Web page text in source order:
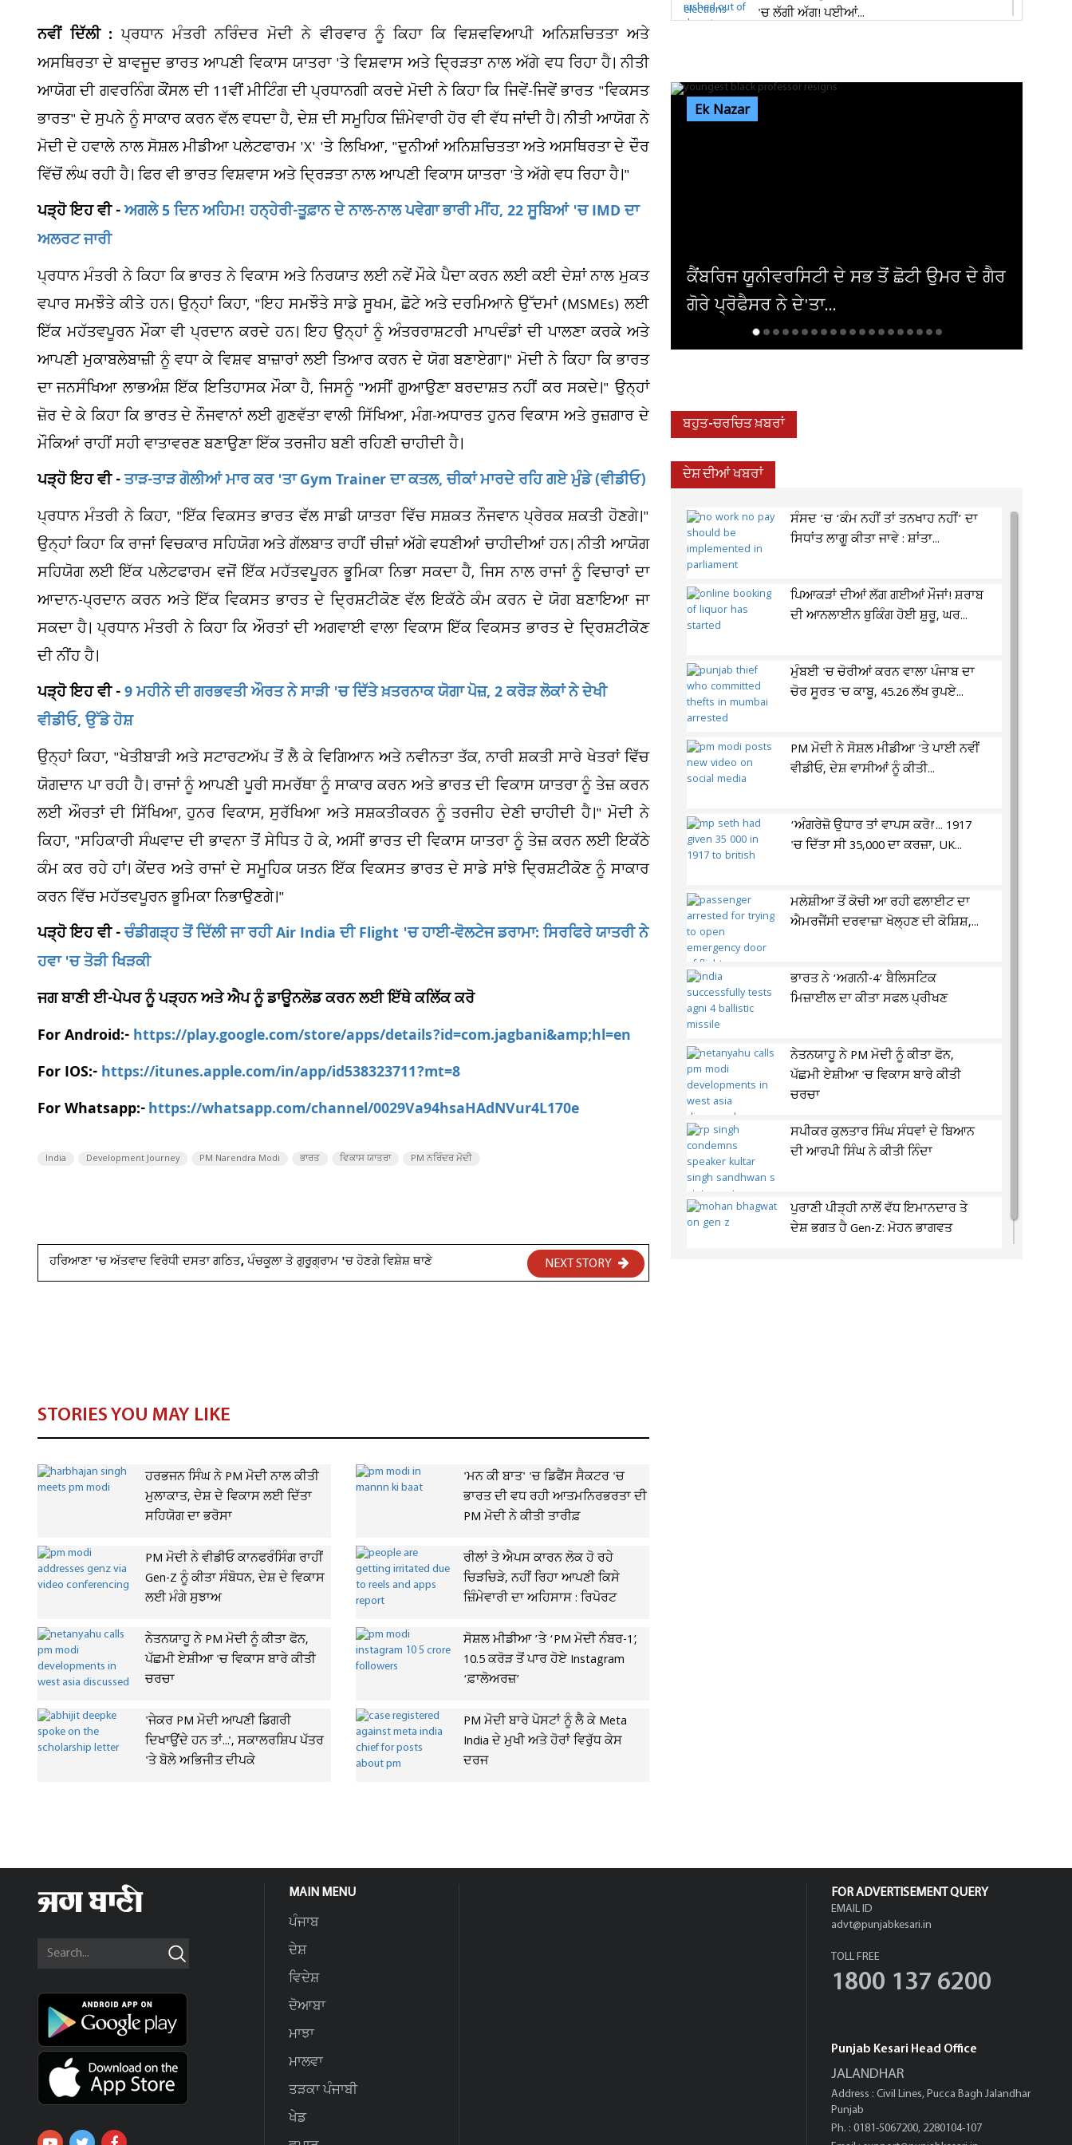
ਨਵੀਂ ਦਿੱਲੀ :ਪ੍ਰਧਾਨ ਮੰਤਰੀ ਨਰਿੰਦਰ ਮੋਦੀ ਨੇ ਵੀਰਵਾਰ ਨੂੰ ਕਿਹਾ ਕਿ ਵਿਸ਼ਵਵਿਆਪੀ ਅਨਿਸ਼ਚਿਤਤਾ ਅਤੇ
ਅਸਥਿਰਤਾ ਦੇ ਬਾਵਜੂਦ ਭਾਰਤ ਆਪਣੀ ਵਿਕਾਸ ਯਾਤਰਾ 'ਤੇ ਵਿਸ਼ਵਾਸ ਅਤੇ ਦ੍ਰਿੜਤਾ ਨਾਲ ਅੱਗੇ ਵਧ ਰਿਹਾ ਹੈ। ਨੀਤੀ
ਆਯੋਗ ਦੀ ਗਵਰਨਿੰਗ ਕੌਂਸਲ ਦੀ 11ਵੀਂ ਮੀਟਿੰਗ ਦੀ ਪ੍ਰਧਾਨਗੀ ਕਰਦੇ ਮੋਦੀ ਨੇ ਕਿਹਾ ਕਿ ਜਿਵੇਂ-ਜਿਵੇਂ ਭਾਰਤ "ਵਿਕਸਤ
ਭਾਰਤ" ਦੇ ਸੁਪਨੇ ਨੂੰ ਸਾਕਾਰ ਕਰਨ ਵੱਲ ਵਧਦਾ ਹੈ, ਦੇਸ਼ ਦੀ ਸਮੂਹਿਕ ਜ਼ਿੰਮੇਵਾਰੀ ਹੋਰ ਵੀ ਵੱਧ ਜਾਂਦੀ ਹੈ। ਨੀਤੀ ਆਯੋਗ ਨੇ
ਮੋਦੀ ਦੇ ਹਵਾਲੇ ਨਾਲ ਸੋਸ਼ਲ ਮੀਡੀਆ ਪਲੇਟਫਾਰਮ 'X' 'ਤੇ ਲਿਖਿਆ, "ਦੁਨੀਆਂ ਅਨਿਸ਼ਚਿਤਤਾ ਅਤੇ ਅਸਥਿਰਤਾ ਦੇ ਦੌਰ
ਵਿੱਚੋਂ ਲੰਘ ਰਹੀ ਹੈ। ਫਿਰ ਵੀ ਭਾਰਤ ਵਿਸ਼ਵਾਸ ਅਤੇ ਦ੍ਰਿੜਤਾ ਨਾਲ ਆਪਣੀ ਵਿਕਾਸ ਯਾਤਰਾ 'ਤੇ ਅੱਗੇ ਵਧ ਰਿਹਾ ਹੈ।"
ਪੜ੍ਹੋ ਇਹ ਵੀ -ਅਗਲੇ 5 ਦਿਨ ਅਹਿਮ! ਹਨ੍ਹੇਰੀ-ਤੂਫ਼ਾਨ ਦੇ ਨਾਲ-ਨਾਲ ਪਵੇਗਾ ਭਾਰੀ ਮੀਂਹ, 22 ਸੂਬਿਆਂ 'ਚ IMD ਦਾ
ਅਲਰਟ ਜਾਰੀ
ਪ੍ਰਧਾਨ ਮੰਤਰੀ ਨੇ ਕਿਹਾ ਕਿ ਭਾਰਤ ਨੇ ਵਿਕਾਸ ਅਤੇ ਨਿਰਯਾਤ ਲਈ ਨਵੇਂ ਮੌਕੇ ਪੈਦਾ ਕਰਨ ਲਈ ਕਈ ਦੇਸ਼ਾਂ ਨਾਲ ਮੁਕਤ
ਵਪਾਰ ਸਮਝੌਤੇ ਕੀਤੇ ਹਨ। ਉਨ੍ਹਾਂ ਕਿਹਾ, "ਇਹ ਸਮਝੌਤੇ ਸਾਡੇ ਸੂਖਮ, ਛੋਟੇ ਅਤੇ ਦਰਮਿਆਨੇ ਉੱਦਮਾਂ (MSMEs) ਲਈ
ਇੱਕ ਮਹੱਤਵਪੂਰਨ ਮੌਕਾ ਵੀ ਪ੍ਰਦਾਨ ਕਰਦੇ ਹਨ। ਇਹ ਉਨ੍ਹਾਂ ਨੂੰ ਅੰਤਰਰਾਸ਼ਟਰੀ ਮਾਪਦੰਡਾਂ ਦੀ ਪਾਲਣਾ ਕਰਕੇ ਅਤੇ
ਆਪਣੀ ਮੁਕਾਬਲੇਬਾਜ਼ੀ ਨੂੰ ਵਧਾ ਕੇ ਵਿਸ਼ਵ ਬਾਜ਼ਾਰਾਂ ਲਈ ਤਿਆਰ ਕਰਨ ਦੇ ਯੋਗ ਬਣਾਏਗਾ।" ਮੋਦੀ ਨੇ ਕਿਹਾ ਕਿ ਭਾਰਤ
ਦਾ ਜਨਸੰਖਿਆ ਲਾਭਅੰਸ਼ ਇੱਕ ਇਤਿਹਾਸਕ ਮੌਕਾ ਹੈ, ਜਿਸਨੂੰ "ਅਸੀਂ ਗੁਆਉਣਾ ਬਰਦਾਸ਼ਤ ਨਹੀਂ ਕਰ ਸਕਦੇ।" ਉਨ੍ਹਾਂ
ਜ਼ੋਰ ਦੇ ਕੇ ਕਿਹਾ ਕਿ ਭਾਰਤ ਦੇ ਨੌਜਵਾਨਾਂ ਲਈ ਗੁਣਵੱਤਾ ਵਾਲੀ ਸਿੱਖਿਆ, ਮੰਗ-ਅਧਾਰਤ ਹੁਨਰ ਵਿਕਾਸ ਅਤੇ ਰੁਜ਼ਗਾਰ ਦੇ
ਮੌਕਿਆਂ ਰਾਹੀਂ ਸਹੀ ਵਾਤਾਵਰਣ ਬਣਾਉਣਾ ਇੱਕ ਤਰਜੀਹ ਬਣੀ ਰਹਿਣੀ ਚਾਹੀਦੀ ਹੈ।
ਪੜ੍ਹੋ ਇਹ ਵੀ -ਤਾੜ-ਤਾੜ ਗੋਲੀਆਂ ਮਾਰ ਕਰ 'ਤਾ Gym Trainer ਦਾ ਕਤਲ, ਚੀਕਾਂ ਮਾਰਦੇ ਰਹਿ ਗਏ ਮੁੰਡੇ (ਵੀਡੀਓ)
ਪ੍ਰਧਾਨ ਮੰਤਰੀ ਨੇ ਕਿਹਾ, "ਇੱਕ ਵਿਕਸਤ ਭਾਰਤ ਵੱਲ ਸਾਡੀ ਯਾਤਰਾ ਵਿੱਚ ਸਸ਼ਕਤ ਨੌਜਵਾਨ ਪ੍ਰੇਰਕ ਸ਼ਕਤੀ ਹੋਣਗੇ।"
ਉਨ੍ਹਾਂ ਕਿਹਾ ਕਿ ਰਾਜਾਂ ਵਿਚਕਾਰ ਸਹਿਯੋਗ ਅਤੇ ਗੱਲਬਾਤ ਰਾਹੀਂ ਚੀਜ਼ਾਂ ਅੱਗੇ ਵਧਣੀਆਂ ਚਾਹੀਦੀਆਂ ਹਨ। ਨੀਤੀ ਆਯੋਗ
ਸਹਿਯੋਗ ਲਈ ਇੱਕ ਪਲੇਟਫਾਰਮ ਵਜੋਂ ਇੱਕ ਮਹੱਤਵਪੂਰਨ ਭੂਮਿਕਾ ਨਿਭਾ ਸਕਦਾ ਹੈ, ਜਿਸ ਨਾਲ ਰਾਜਾਂ ਨੂੰ ਵਿਚਾਰਾਂ ਦਾ
ਆਦਾਨ-ਪ੍ਰਦਾਨ ਕਰਨ ਅਤੇ ਇੱਕ ਵਿਕਸਤ ਭਾਰਤ ਦੇ ਦ੍ਰਿਸ਼ਟੀਕੋਣ ਵੱਲ ਇਕੱਠੇ ਕੰਮ ਕਰਨ ਦੇ ਯੋਗ ਬਣਾਇਆ ਜਾ
ਸਕਦਾ ਹੈ। ਪ੍ਰਧਾਨ ਮੰਤਰੀ ਨੇ ਕਿਹਾ ਕਿ ਔਰਤਾਂ ਦੀ ਅਗਵਾਈ ਵਾਲਾ ਵਿਕਾਸ ਇੱਕ ਵਿਕਸਤ ਭਾਰਤ ਦੇ ਦ੍ਰਿਸ਼ਟੀਕੋਣ
ਦੀ ਨੀਂਹ ਹੈ।
ਪੜ੍ਹੋ ਇਹ ਵੀ -9 ਮਹੀਨੇ ਦੀ ਗਰਭਵਤੀ ਔਰਤ ਨੇ ਸਾੜੀ 'ਚ ਦਿੱਤੇ ਖ਼ਤਰਨਾਕ ਯੋਗਾ ਪੋਜ਼, 2 ਕਰੋੜ ਲੋਕਾਂ ਨੇ ਦੇਖੀ
ਵੀਡੀਓ, ਉੱਡੇ ਹੋਸ਼
ਉਨ੍ਹਾਂ ਕਿਹਾ, "ਖੇਤੀਬਾੜੀ ਅਤੇ ਸਟਾਰਟਅੱਪ ਤੋਂ ਲੈ ਕੇ ਵਿਗਿਆਨ ਅਤੇ ਨਵੀਨਤਾ ਤੱਕ, ਨਾਰੀ ਸ਼ਕਤੀ ਸਾਰੇ ਖੇਤਰਾਂ ਵਿੱਚ
ਯੋਗਦਾਨ ਪਾ ਰਹੀ ਹੈ। ਰਾਜਾਂ ਨੂੰ ਆਪਣੀ ਪੂਰੀ ਸਮਰੱਥਾ ਨੂੰ ਸਾਕਾਰ ਕਰਨ ਅਤੇ ਭਾਰਤ ਦੀ ਵਿਕਾਸ ਯਾਤਰਾ ਨੂੰ ਤੇਜ਼ ਕਰਨ
ਲਈ ਔਰਤਾਂ ਦੀ ਸਿੱਖਿਆ, ਹੁਨਰ ਵਿਕਾਸ, ਸੁਰੱਖਿਆ ਅਤੇ ਸਸ਼ਕਤੀਕਰਨ ਨੂੰ ਤਰਜੀਹ ਦੇਣੀ ਚਾਹੀਦੀ ਹੈ।" ਮੋਦੀ ਨੇ
ਕਿਹਾ, "ਸਹਿਕਾਰੀ ਸੰਘਵਾਦ ਦੀ ਭਾਵਨਾ ਤੋਂ ਸੇਧਿਤ ਹੋ ਕੇ, ਅਸੀਂ ਭਾਰਤ ਦੀ ਵਿਕਾਸ ਯਾਤਰਾ ਨੂੰ ਤੇਜ਼ ਕਰਨ ਲਈ ਇਕੱਠੇ
ਕੰਮ ਕਰ ਰਹੇ ਹਾਂ। ਕੇਂਦਰ ਅਤੇ ਰਾਜਾਂ ਦੇ ਸਮੂਹਿਕ ਯਤਨ ਇੱਕ ਵਿਕਸਤ ਭਾਰਤ ਦੇ ਸਾਡੇ ਸਾਂਝੇ ਦ੍ਰਿਸ਼ਟੀਕੋਣ ਨੂੰ ਸਾਕਾਰ
ਕਰਨ ਵਿੱਚ ਮਹੱਤਵਪੂਰਨ ਭੂਮਿਕਾ ਨਿਭਾਉਣਗੇ।"
ਪੜ੍ਹੋ ਇਹ ਵੀ -ਚੰਡੀਗੜ੍ਹ ਤੋਂ ਦਿੱਲੀ ਜਾ ਰਹੀ Air India ਦੀ Flight 'ਚ ਹਾਈ-ਵੋਲਟੇਜ ਡਰਾਮਾ: ਸਿਰਫਿਰੇ ਯਾਤਰੀ ਨੇ
ਹਵਾ 'ਚ ਤੋੜੀ ਖਿੜਕੀ
ਜਗ ਬਾਣੀ ਈ-ਪੇਪਰ ਨੂੰ ਪੜ੍ਹਨ ਅਤੇ ਐਪ ਨੂੰ ਡਾਊਨਲੋਡ ਕਰਨ ਲਈ ਇੱਥੇ ਕਲਿੱਕ ਕਰੋ
For Android:-https://play.google.com/store/apps/details?id=com.jagbani&amp;hl=en
For IOS:-https://itunes.apple.com/in/app/id538323711?mt=8
For Whatsapp:-https://whatsapp.com/channel/0029Va94hsaHAdNVur4L170e
India Development Journey PM Narendra Modi ਭਾਰਤ ਵਿਕਾਸ ਯਾਤਰਾ PM ਨਰਿੰਦਰ ਮੋਦੀ
ਹਰਿਆਣਾ 'ਚ ਅੱਤਵਾਦ ਵਿਰੋਧੀ ਦਸਤਾ ਗਠਿਤ, ਪੰਚਕੂਲਾ ਤੇ ਗੁਰੂਗ੍ਰਾਮ 'ਚ ਹੋਣਗੇ ਵਿਸ਼ੇਸ਼ ਥਾਣੇ NEXT STORY
STORIES YOU MAY LIKE
ਹਰਭਜਨ ਸਿੰਘ ਨੇ PM ਮੋਦੀ ਨਾਲ ਕੀਤੀ
ਮੁਲਾਕਾਤ, ਦੇਸ਼ ਦੇ ਵਿਕਾਸ ਲਈ ਦਿੱਤਾ
ਸਹਿਯੋਗ ਦਾ ਭਰੋਸਾ
'ਮਨ ਕੀ ਬਾਤ' 'ਚ ਡਿਫੈਂਸ ਸੈਕਟਰ 'ਚ
ਭਾਰਤ ਦੀ ਵਧ ਰਹੀ ਆਤਮਨਿਰਭਰਤਾ ਦੀ
PM ਮੋਦੀ ਨੇ ਕੀਤੀ ਤਾਰੀਫ਼
PM ਮੋਦੀ ਨੇ ਵੀਡੀਓ ਕਾਨਫਰੰਸਿੰਗ ਰਾਹੀਂ
Gen-Z ਨੂੰ ਕੀਤਾ ਸੰਬੋਧਨ, ਦੇਸ਼ ਦੇ ਵਿਕਾਸ
ਲਈ ਮੰਗੇ ਸੁਝਾਅ
ਰੀਲਾਂ ਤੇ ਐਪਸ ਕਾਰਨ ਲੋਕ ਹੋ ਰਹੇ
ਚਿੜਚਿੜੇ, ਨਹੀਂ ਰਿਹਾ ਆਪਣੀ ਕਿਸੇ
ਜ਼ਿੰਮੇਵਾਰੀ ਦਾ ਅਹਿਸਾਸ : ਰਿਪੋਰਟ
ਨੇਤਨਯਾਹੂ ਨੇ PM ਮੋਦੀ ਨੂੰ ਕੀਤਾ ਫੋਨ,
ਪੱਛਮੀ ਏਸ਼ੀਆ 'ਚ ਵਿਕਾਸ ਬਾਰੇ ਕੀਤੀ
ਚਰਚਾ
ਸੋਸ਼ਲ ਮੀਡੀਆ ’ਤੇ ‘PM ਮੋਦੀ ਨੰਬਰ-1’,
10.5 ਕਰੋੜ ਤੋਂ ਪਾਰ ਹੋਏ Instagram
‘ਫ਼ਾਲੋਅਰਜ਼’
'ਜੇਕਰ PM ਮੋਦੀ ਆਪਣੀ ਡਿਗਰੀ
ਦਿਖਾਉਂਦੇ ਹਨ ਤਾਂ...', ਸਕਾਲਰਸ਼ਿਪ ਪੱਤਰ
'ਤੇ ਬੋਲੇ ਅਭਿਜੀਤ ਦੀਪਕੇ
PM ਮੋਦੀ ਬਾਰੇ ਪੋਸਟਾਂ ਨੂੰ ਲੈ ਕੇ Meta
India ਦੇ ਮੁਖੀ ਅਤੇ ਹੋਰਾਂ ਵਿਰੁੱਧ ਕੇਸ
ਦਰਜ
'ਚ ਲੱਗੀ ਅੱਗ! ਪਈਆਂ...
Ek Nazar
ਕੈਂਬਰਿਜ ਯੂਨੀਵਰਸਿਟੀ ਦੇ ਸਭ ਤੋਂ ਛੋਟੀ ਉਮਰ ਦੇ ਗੈਰ
ਗੋਰੇ ਪ੍ਰੋਫੈਸਰ ਨੇ ਦੇ'ਤਾ...
ਅਮਰੀਕਾ ਨੇ ਇਰਾਕੀ ਏਅਰਾਲਾਈਨ ਤੋਂ ਹਟਾਈ
ਪਾਬੰਦੀ
ਬਹੁਤ-ਚਰਚਿਤ ਖ਼ਬਰਾਂ
ਦੇਸ਼ ਦੀਆਂ ਖਬਰਾਂ
ਸੰਸਦ ’ਚ ‘ਕੰਮ ਨਹੀਂ ਤਾਂ ਤਨਖਾਹ ਨਹੀਂ’ ਦਾ
ਸਿਧਾਂਤ ਲਾਗੂ ਕੀਤਾ ਜਾਵੇ : ਸ਼ਾਂਤਾ...
ਪਿਆਕੜਾਂ ਦੀਆਂ ਲੱਗ ਗਈਆਂ ਮੌਜਾਂ! ਸ਼ਰਾਬ
ਦੀ ਆਨਲਾਈਨ ਬੁਕਿੰਗ ਹੋਈ ਸ਼ੁਰੂ, ਘਰ...
ਮੁੰਬਈ 'ਚ ਚੋਰੀਆਂ ਕਰਨ ਵਾਲਾ ਪੰਜਾਬ ਦਾ
ਚੋਰ ਸੂਰਤ 'ਚ ਕਾਬੂ, 45.26 ਲੱਖ ਰੁਪਏ...
PM ਮੋਦੀ ਨੇ ਸੋਸ਼ਲ ਮੀਡੀਆ 'ਤੇ ਪਾਈ ਨਵੀਂ
ਵੀਡੀਓ, ਦੇਸ਼ ਵਾਸੀਆਂ ਨੂੰ ਕੀਤੀ...
‘ਅੰਗਰੇਜ਼ੋ ਉਧਾਰ ਤਾਂ ਵਾਪਸ ਕਰੋ!’... 1917
'ਚ ਦਿੱਤਾ ਸੀ 35,000 ਦਾ ਕਰਜ਼ਾ, UK...
ਮਲੇਸ਼ੀਆ ਤੋਂ ਕੋਚੀ ਆ ਰਹੀ ਫਲਾਈਟ ਦਾ
ਐਮਰਜੈਂਸੀ ਦਰਵਾਜ਼ਾ ਖੋਲ੍ਹਣ ਦੀ ਕੋਸ਼ਿਸ਼,...
ਭਾਰਤ ਨੇ ‘ਅਗਨੀ-4’ ਬੈਲਿਸਟਿਕ
ਮਿਜ਼ਾਈਲ ਦਾ ਕੀਤਾ ਸਫਲ ਪ੍ਰੀਖਣ
ਨੇਤਨਯਾਹੂ ਨੇ PM ਮੋਦੀ ਨੂੰ ਕੀਤਾ ਫੋਨ,
ਪੱਛਮੀ ਏਸ਼ੀਆ 'ਚ ਵਿਕਾਸ ਬਾਰੇ ਕੀਤੀ
ਚਰਚਾ
ਸਪੀਕਰ ਕੁਲਤਾਰ ਸਿੰਘ ਸੰਧਵਾਂ ਦੇ ਬਿਆਨ
ਦੀ ਆਰਪੀ ਸਿੰਘ ਨੇ ਕੀਤੀ ਨਿੰਦਾ
ਪੁਰਾਣੀ ਪੀੜ੍ਹੀ ਨਾਲੋਂ ਵੱਧ ਇਮਾਨਦਾਰ ਤੇ
ਦੇਸ਼ ਭਗਤ ਹੈ Gen-Z: ਮੋਹਨ ਭਾਗਵਤ
MAIN MENU
ਪੰਜਾਬ
ਦੇਸ਼
ਵਿਦੇਸ਼
ਦੋਆਬਾ
ਮਾਝਾ
ਮਾਲਵਾ
ਤੜਕਾ ਪੰਜਾਬੀ
ਖੇਡ
FOR ADVERTISEMENT QUERY
EMAIL ID
advt@punjabkesari.in
TOLL FREE
1800 137 6200
Punjab Kesari Head Office
JALANDHAR
Address : Civil Lines, Pucca Bagh Jalandhar
Punjab
Ph. : 0181-5067200, 2280104-107